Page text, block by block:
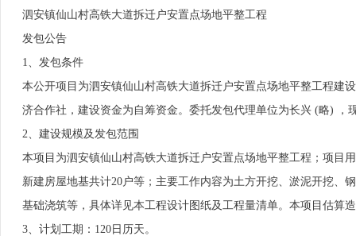
泗安镇仙山村高铁大道拆迁户安置点场地平整工程
发包公告
1、发包条件
本公开项目为泗安镇仙山村高铁大道拆迁户安置点场地平整工程建
济合作社，建设资金为自筹资金。委托发包代理单位为长兴 (略)
2、建设规模及发包范围
本项目为泗安镇仙山村高铁大道拆迁户安置点场地平整工程；项目
新建房屋地基共计20户等；主要工作内容为土方开挖、淤泥开挖、
基础浇筑等，具体详见本工程设计图纸及工程量清单。本项目估算
3、计划工期：120日历天。